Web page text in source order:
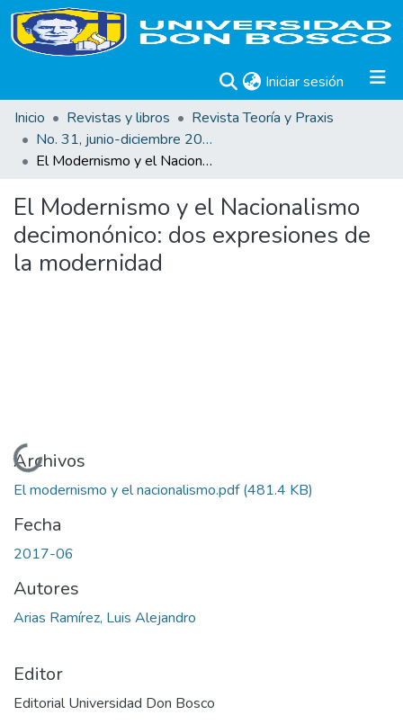
Iniciar sesión (current)
Inicio
Revistas y libros
Revista Teoría y Praxis
No. 31, junio-diciembre 2017
El Modernismo y el Nacionalismo decimonónico: dos expresiones de la modernidad
El Modernismo y el Nacionalismo
decimonónico: dos expresiones de
la modernidad
Cargando...
Archivos
El modernismo y el nacionalismo.pdf(481.4 KB)
Fecha
2017-06
Autores
Arias Ramírez, Luis Alejandro
Editor
Editorial Universidad Don Bosco